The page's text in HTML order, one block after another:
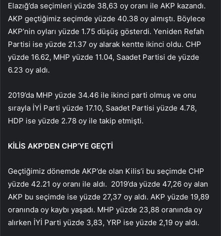
Elazığ’da seçimleri yüzde 38,63 oy oranı ile AKP kazandı.
AKP geçtiğimiz seçimde yüzde 40.38 oy almıştı. Böylece
AKP’nin oyları yüzde 1.75 düşüş gösterdi. Yeniden Refah
Partisi ise yüzde 21.37 oy alarak kentte ikinci oldu. CHP
yüzde 16.62, MHP yüzde 11.04, Saadet Partisi de yüzde
6.23 oy aldı.
2019’da MHP yüzde 34.46 ile ikinci parti olmuş ve onu
sırayla İYİ Parti yüzde 17.10, Saadet Partisi yüzde 4.78,
HDP ise yüzde 2.78 oy ile takip etmişti.
KİLİS AKP’DEN CHP’YE GEÇTİ
Geçtiğimiz dönemde AKP’de olan Kilis’i bu seçimde CHP
yüzde 42.21 oy oranı ile aldı. 2019’da yüzde 47,26 oy alan
AKP bu seçimde ise yüzde 27,37 oy aldı. AKP yüzde 19,89
oranında oy kaybı yaşadı. MHP yüzde 23,88 oranında oy
alırken İYİ Parti yüzde 3,83, YRP ise yüzde 2,19 oy aldı.